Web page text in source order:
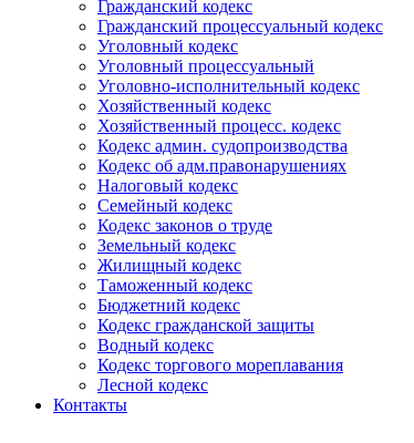
Гражданский кодекс
Гражданский процессуальный кодекс
Уголовный кодекс
Уголовный процессуальный
Уголовно-исполнительный кодекс
Хозяйственный кодекс
Хозяйственный процесс. кодекс
Кодекс админ. судопроизводства
Кодекс об адм.правонарушениях
Налоговый кодекс
Семейный кодекс
Кодекс законов о труде
Земельный кодекс
Жилищный кодекс
Таможенный кодекс
Бюджетний кодекс
Кодекс гражданской защиты
Водный кодекс
Кодекс торгового мореплавания
Лесной кодекс
Контакты